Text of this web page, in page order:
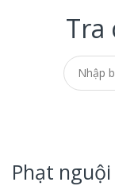
Tra
Tra cứu
Phạt